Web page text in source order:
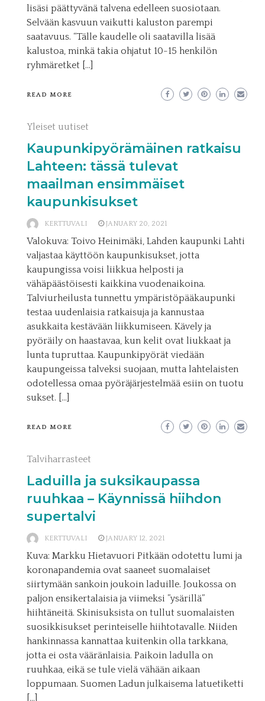
lisäsi päättyvänä talvena edelleen suosiotaan.
Selvään kasvuun vaikutti kaluston parempi
saatavuus. “Tälle kaudelle oli saatavilla lisää
kalustoa, minkä takia ohjatut 10-15 henkilön
ryhmäretket […]
READ MORE
Yleiset uutiset
Kaupunkipyörämäinen ratkaisu
Lahteen: tässä tulevat
maailman ensimmäiset
kaupunkisukset
KERTTUVALI JANUARY 20, 2021
Valokuva: Toivo Heinimäki, Lahden kaupunki Lahti
valjastaa käyttöön kaupunkisukset, jotta
kaupungissa voisi liikkua helposti ja
vähäpäästöisesti kaikkina vuodenaikoina.
Talviurheilusta tunnettu ympäristöpääkaupunki
testaa uudenlaisia ratkaisuja ja kannustaa
asukkaita kestävään liikkumiseen. Kävely ja
pyöräily on haastavaa, kun kelit ovat liukkaat ja
lunta tupruttaa. Kaupunkipyörät viedään
kaupungeissa talveksi suojaan, mutta lahtelaisten
odotellessa omaa pyöräjärjestelmää esiin on tuotu
sukset. […]
READ MORE
Talviharrasteet
Laduilla ja suksikaupassa
ruuhkaa – Käynnissä hiihdon
supertalvi
KERTTUVALI JANUARY 12, 2021
Kuva: Markku Hietavuori Pitkään odotettu lumi ja
koronapandemia ovat saaneet suomalaiset
siirtymään sankoin joukoin laduille. Joukossa on
paljon ensikertalaisia ja viimeksi ”ysärillä”
hiihtäneitä. Skinisuksista on tullut suomalaisten
suosikkisukset perinteiselle hiihtotavalle. Niiden
hankinnassa kannattaa kuitenkin olla tarkkana,
jotta ei osta vääränlaisia. Paikoin ladulla on
ruuhkaa, eikä se tule vielä vähään aikaan
loppumaan. Suomen Ladun julkaisema latuetiketti
[…]